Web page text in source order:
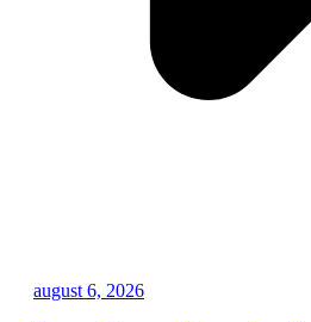
august 6, 2026